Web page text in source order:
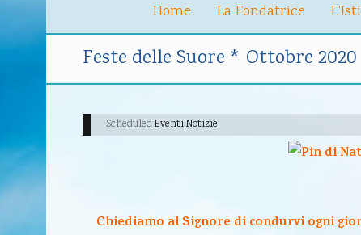
Home La Fondatrice
Feste delle Suore * Ottobre 2020
ScheduledEventi Notizie
Chiediamo al Signore di condurvi ogni